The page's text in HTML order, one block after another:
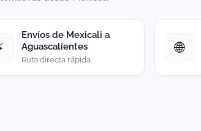
Envíos de Mexicali a
Aguascalientes
Ruta directa rápida
🌐